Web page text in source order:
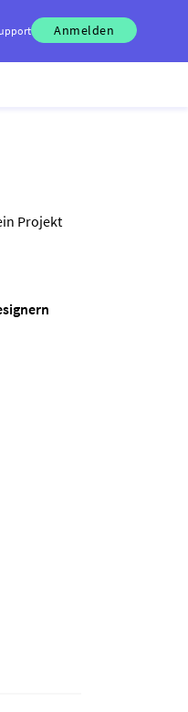
Anmelden
Projekt